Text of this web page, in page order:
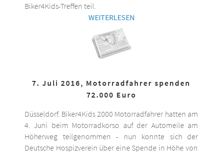
Biker4Kids-Treffen teil.
WEITERLESEN
7. Juli 2016, Motorradfahrer spenden
72.000 Euro
Düsseldorf. Biker4Kids 2000 Motorradfahrer hatten am
4. Juni beim Motorradkorso auf der Automeile am
Höherweg teilgenommen - nun konnte sich der
Deutsche Hospizverein über eine Spende in Höhe von